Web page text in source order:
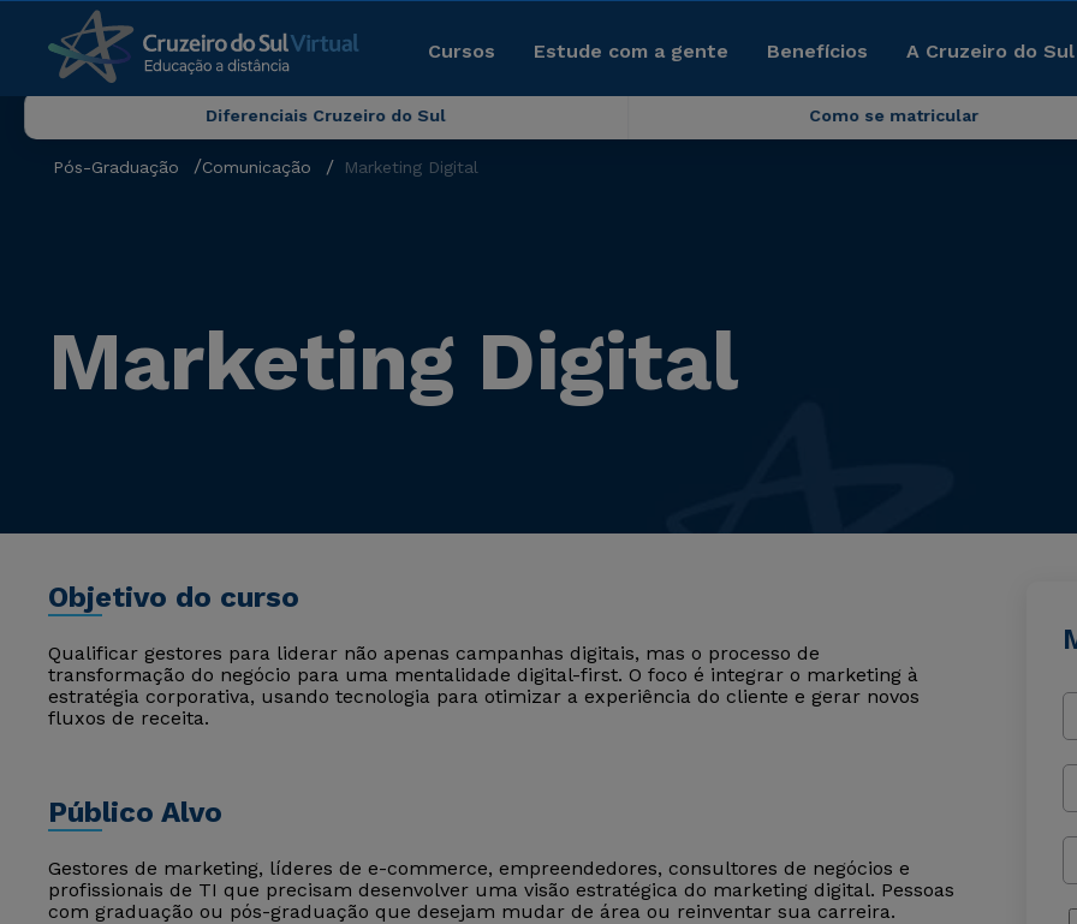
Cursos Estude com a gente Benefícios A Cruzeiro do
Diferenciais Cruzeiro do Sul Como se matricular
Pós-Graduação Comunicação Marketing Digital
Marketing Digital
Objetivo do curso
Qualificar gestores para liderar não apenas campanhas digitais, mas o processo de
transformação do negócio para uma mentalidade digital-first. O foco é integrar o marketing à
estratégia corporativa, usando tecnologia para otimizar a experiência do cliente e gerar novos
fluxos de receita.
Público Alvo
Gestores de marketing, líderes de e-commerce, empreendedores, consultores de negócios e
profissionais de TI que precisam desenvolver uma visão estratégica do marketing digital. Pessoas
com graduação ou pós-graduação que desejam mudar de área ou reinventar sua carreira.